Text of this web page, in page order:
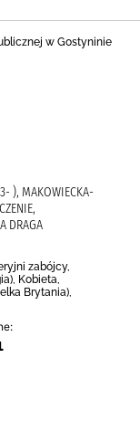
w Gostyninie
), MAKOWIECKA-
DRAGA
zabójcy,
Kobieta,
Brytania),